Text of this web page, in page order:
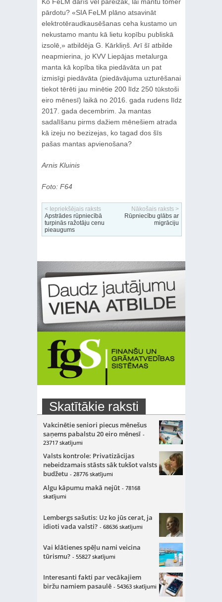
pārdotu? «SIA FeLM plāno atsavināt
elektrotēraudkausēšanas ceha kustamo un
nekustamo mantu kā lietu kopību publiskā
izsolē,» atbildēja G. Kārkliņš. Arī šī atbilde
neapmierina, jo KVV Liepājas metalurga
manta kā kopība tika piedāvāta un pat
izmisīgi piedāvāta (piedāvājuma uzturēšanai
tiekot tērēti jau minētie 200 līdz 250 tūkstoši
eiro mēnesī) laikā no 2016. gada rudens līdz
2017. gada decembrim. Ja mantas
sadalīšanu pirms dažiem mēnešiem atrada
kā izeju no bezizejas, ko tagad dos šīs
pašas mantas apvienošana?
Arnis Kluinis
Foto: F64
< Iepriekšējais raksts
Apstrādes rūpniecībā
turpinās ražotāju cenu
pieaugums
Nākošais raksts >
Rūpniecību glābs ar
migrāciju
Skatītākie raksti
Vakcinētie seniori piecus mēnešus
saņems pabalstu 20 eiro mēnesī -
23717 skatījumi
Valsts kontrole: Privatizācijas
nebeidzamais stāsts sāk tukšot valsts
budžetu - 28776 skatījumi
Algu kāpumu makā nejūt - 78168
skatījumi
Lembergs sašutis: Uz ko jūs cerat, ja
idioti vada valsti? - 68636 skatījumi
Vai klātienes spēļu nami veicina
tūrismu? - 55827 skatījumi
Interesanti fakti par vecākajiem
biržu namiem pasaulē - 54363 skatījumi